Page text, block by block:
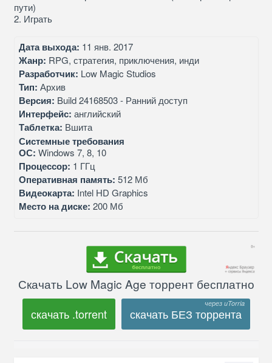
пути)
2. Играть
Дата выхода: 11 янв. 2017
Жанр: RPG, стратегия, приключения, инди
Разработчик: Low Magic Studios
Тип: Архив
Версия: Build 24168503 - Ранний доступ
Интерфейс: английский
Таблетка: Вшита
Системные требования
ОС: Windows 7, 8, 10
Процессор: 1 ГГц
Оперативная память: 512 Мб
Видеокарта: Intel HD Graphics
Место на диске: 200 Мб
Скачать Low Magic Age торрент бесплатно
скачать .torrent скачать БЕЗ торрента